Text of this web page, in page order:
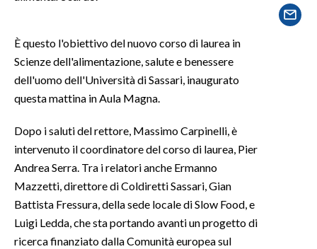
SARDEGNA TURISMO
SARDI NEL MONDO
NOTIZIE
#CARAUNIONE
3 MINUTI CON
INSULARITÀ
È questo l'obiettivo del nuovo corso di laurea in
Scienze dell'alimentazione, salute e benessere
dell'uomo dell'Università di Sassari, inaugurato
questa mattina in Aula Magna.
Dopo i saluti del rettore, Massimo Carpinelli, è
intervenuto il coordinatore del corso di laurea, Pier
Andrea Serra. Tra i relatori anche Ermanno
Mazzetti, direttore di Coldiretti Sassari, Gian
Battista Fressura, della sede locale di Slow Food, e
Luigi Ledda, che sta portando avanti un progetto di
ricerca finanziato dalla Comunità europea sul